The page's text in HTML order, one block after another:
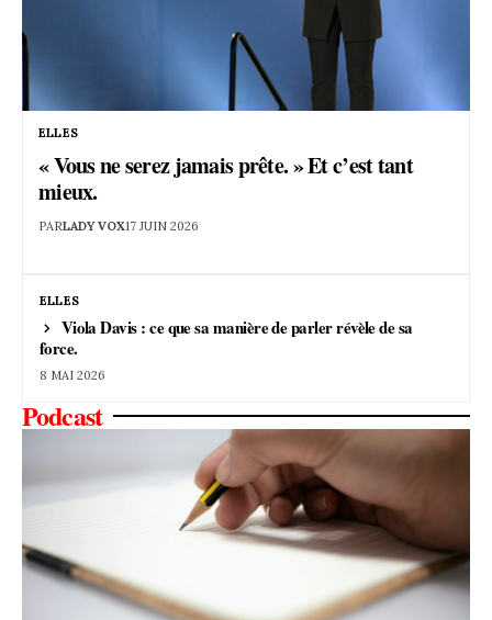
ELLES
« Vous ne serez jamais prête. » Et c’est tant
mieux.
PARLADY VOX17 JUIN 2026
ELLES
Viola Davis : ce que sa manière de parler révèle de sa
force.
8 MAI 2026
Podcast